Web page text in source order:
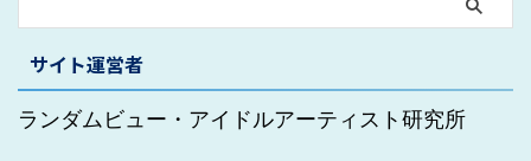
サイト運営者
ランダムビュー・アイドルアーティスト研究所